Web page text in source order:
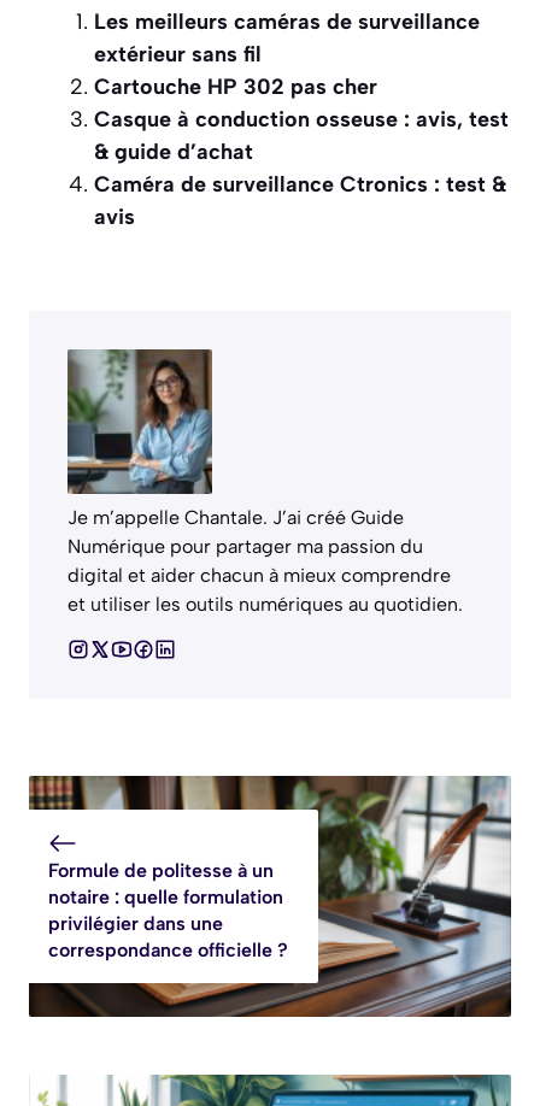
Les meilleurs caméras de surveillance
extérieur sans fil
Cartouche HP 302 pas cher
Casque à conduction osseuse : avis, test
& guide d’achat
Caméra de surveillance Ctronics : test &
avis
Je m’appelle Chantale. J’ai créé Guide
Numérique pour partager ma passion du
digital et aider chacun à mieux comprendre
et utiliser les outils numériques au quotidien.
Formule de politesse à un
notaire : quelle formulation
privilégier dans une
correspondance officielle ?